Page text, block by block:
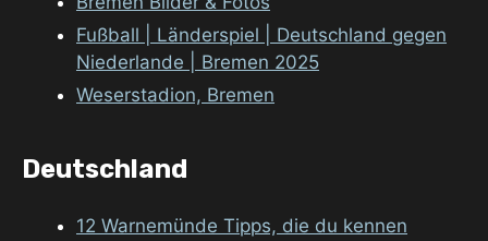
Fußball | Länderspiel | Deutschland gegen
Niederlande | Bremen 2025
Weserstadion, Bremen
Deutschland
12 Warnemünde Tipps, die du kennen